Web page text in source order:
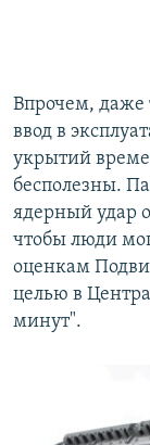
Впрочем, даже
ввод в
укрытий
бесполезны.
ядерный удар
чтобы люди
оценкам
целью в
минут".